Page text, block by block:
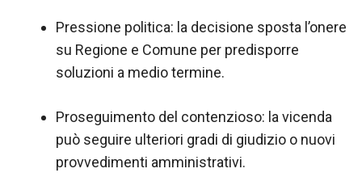
Pressione politica: la decisione sposta l’onere
su Regione e Comune per predisporre
soluzioni a medio termine.
Proseguimento del contenzioso: la vicenda
può seguire ulteriori gradi di giudizio o nuovi
provvedimenti amministrativi.